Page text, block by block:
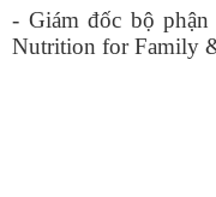
- Giám đốc bộ
Nutrition for Family